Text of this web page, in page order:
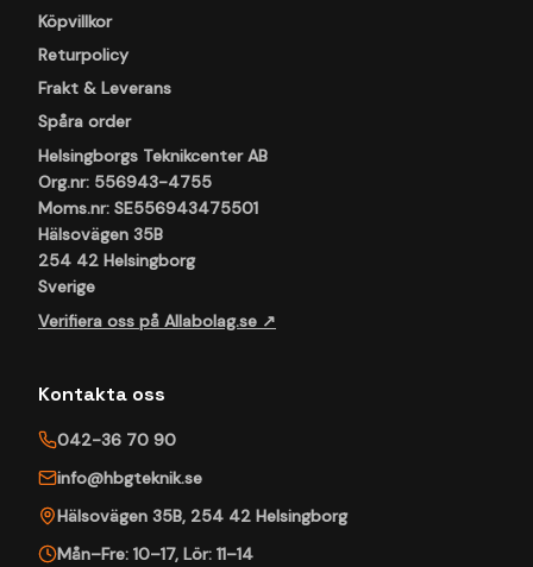
Köpvillkor
Returpolicy
Frakt & Leverans
Spåra order
Helsingborgs Teknikcenter AB
Org.nr: 556943-4755
Moms.nr: SE556943475501
Hälsovägen 35B
254 42 Helsingborg
Sverige
Verifiera oss på Allabolag.se ↗
Kontakta oss
042-36 70 90
info@hbgteknik.se
Hälsovägen 35B, 254 42 Helsingborg
Mån–Fre: 10–17, Lör: 11–14